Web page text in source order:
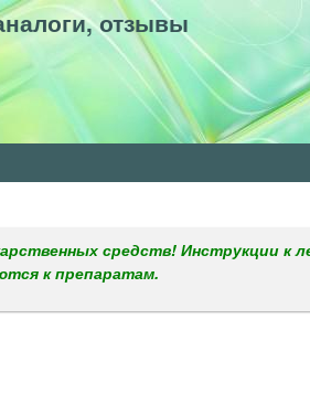
отзывы
средств! Инструкции к
к препаратам.